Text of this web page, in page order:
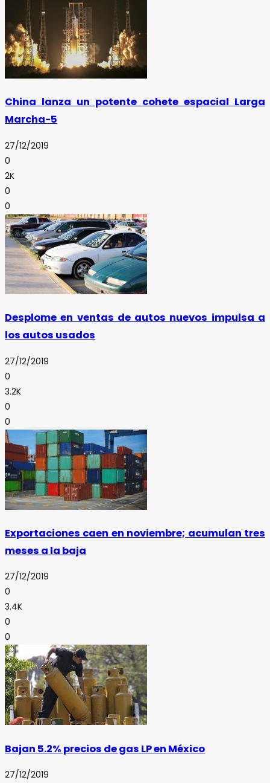
China lanza un potente cohete espacial Larga
Marcha-5
27/12/2019
0
2K
0
0
Desplome en ventas de autos nuevos impulsa a
los autos usados
27/12/2019
0
3.2K
0
0
Exportaciones caen en noviembre; acumulan tres
meses a la baja
27/12/2019
0
3.4K
0
0
Bajan 5.2% precios de gas LP en México
27/12/2019